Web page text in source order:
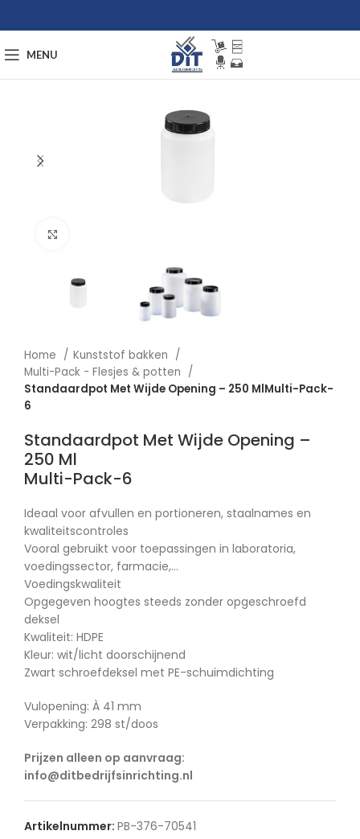
MENU
Home
Kunststof bakken
Multi-Pack - Flesjes & potten
Standaardpot Met Wijde Opening – 250 MlMulti-Pack-
6
Standaardpot Met Wijde Opening –
250 Ml
Multi-Pack-6
Ideaal voor afvullen en portioneren, staalnames en
kwaliteitscontroles
Vooral gebruikt voor toepassingen in laboratoria,
voedingssector, farmacie,…
Voedingskwaliteit
Opgegeven hoogtes steeds zonder opgeschroefd
deksel
Kwaliteit: HDPE
Kleur: wit/licht doorschijnend
Zwart schroefdeksel met PE-schuimdichting
Vulopening: À 41 mm
Verpakking: 298 st/doos
Prijzen alleen op aanvraag:
info@ditbedrijfsinrichting.nl
Artikelnummer: PB-376-70541